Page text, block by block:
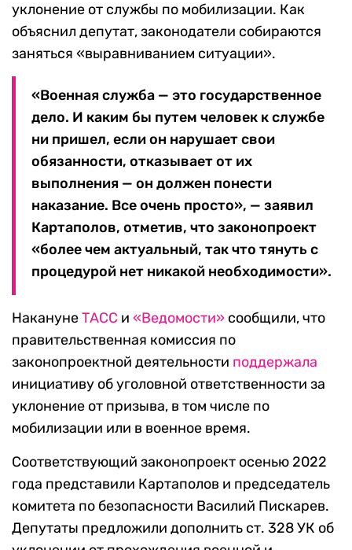
уклонение от службы по мобилизации. Как
объяснил депутат, законодатели собираются
заняться «выравниванием ситуации».
«Военная служба — это государственное
дело. И каким бы путем человек к службе
ни пришел, если он нарушает свои
обязанности, отказывает от их
выполнения — он должен понести
наказание. Все очень просто», — заявил
Картаполов, отметив, что законопроект
«более чем актуальный, так что тянуть с
процедурой нет никакой необходимости».
НаканунеТАСС и «Ведомости» сообщили, что
правительственная комиссия по
законопроектной деятельности поддержала
инициативу об уголовной ответственности за
уклонение от призыва, в том числе по
мобилизации или в военное время.
Соответствующий законопроект осенью 2022
года представили Картаполов и председатель
комитета по безопасности Василий Пискарев.
Депутаты предложили дополнить ст. 328 УК об